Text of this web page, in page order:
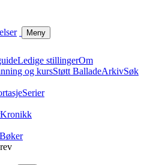
Meny
Ledige stillingerOm
og kursStøtt BalladeArkivSøk
Serier
Kronikk
Bøker